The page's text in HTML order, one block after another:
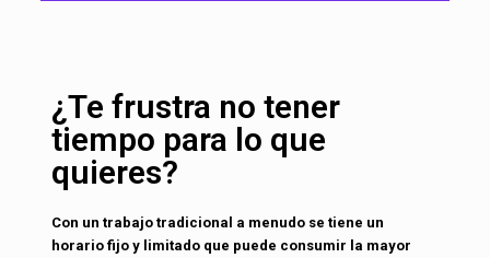
¿Te frustra no tener
tiempo para lo que
quieres?
Con un trabajo tradicional a menudo se tiene un
horario fijo y limitado que puede consumir la mayor